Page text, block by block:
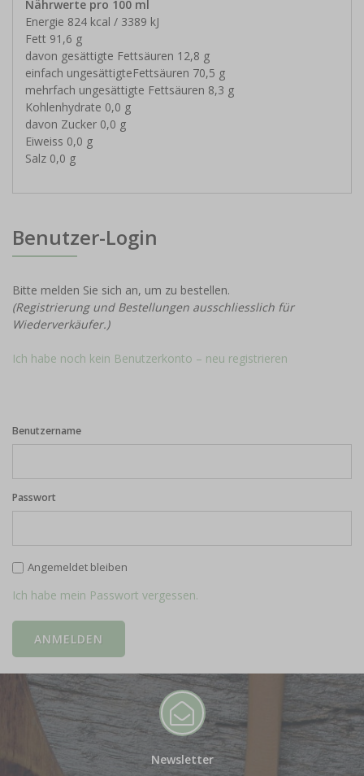
Nährwerte pro 100 ml
Energie 824 kcal / 3389 kJ
Fett 91,6 g
davon gesättigte Fettsäuren 12,8 g
einfach ungesättigteFettsäuren 70,5 g
mehrfach ungesättigte Fettsäuren 8,3 g
Kohlenhydrate 0,0 g
davon Zucker 0,0 g
Eiweiss 0,0 g
Salz 0,0 g
Benutzer-Login
Bitte melden Sie sich an, um zu bestellen.
(Registrierung und Bestellungen ausschliesslich für
Wiederverkäufer.)
Ich habe noch kein Benutzerkonto – neu registrieren
Benutzername
Passwort
Angemeldet bleiben
Ich habe mein Passwort vergessen.
Newsletter